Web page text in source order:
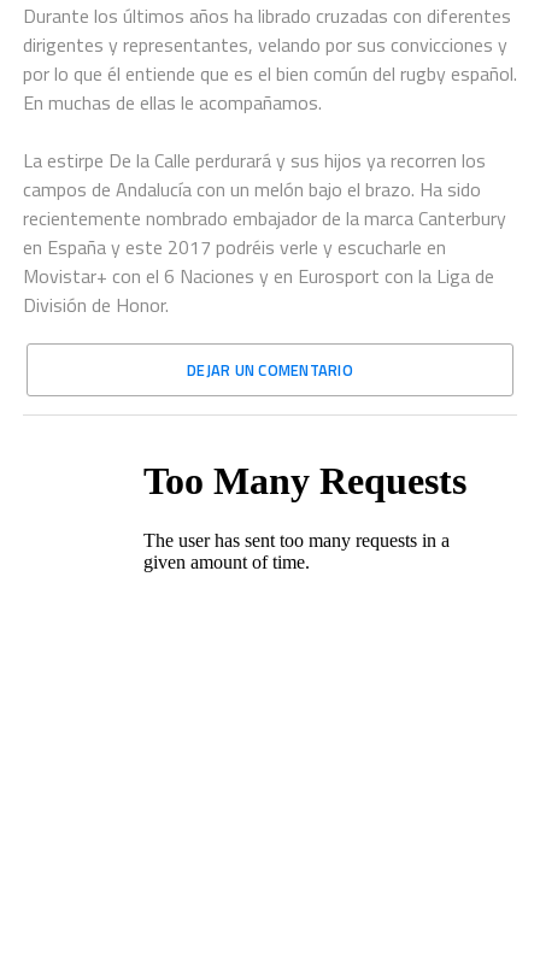
Durante los últimos años ha librado cruzadas con diferentes
dirigentes y representantes, velando por sus convicciones y
por lo que él entiende que es el bien común del rugby español.
En muchas de ellas le acompañamos.
La estirpe De la Calle perdurará y sus hijos ya recorren los
campos de Andalucía con un melón bajo el brazo. Ha sido
recientemente nombrado embajador de la marca Canterbury
en España y este 2017 podréis verle y escucharle en
Movistar+ con el 6 Naciones y en Eurosport con la Liga de
División de Honor.
DEJAR UN COMENTARIO